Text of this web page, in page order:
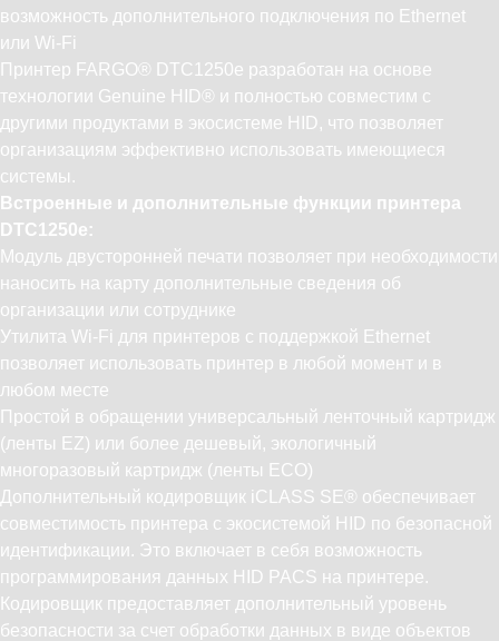
возможность дополнительного подключения по Ethernet
или Wi-Fi
Принтер FARGO® DTC1250e разработан на основе
технологии Genuine HID® и полностью совместим с
другими продуктами в экосистеме HID, что позволяет
организациям эффективно использовать имеющиеся
системы.
Встроенные и дополнительные функции принтера
DTC1250e:
Модуль двусторонней печати позволяет при необходимости
наносить на карту дополнительные сведения об
организации или сотруднике
Утилита Wi-Fi для принтеров с поддержкой Ethernet
позволяет использовать принтер в любой момент и в
любом месте
Простой в обращении универсальный ленточный картридж
(ленты EZ) или более дешевый, экологичный
многоразовый картридж (ленты ЕСО)
Дополнительный кодировщик iCLASS SE® обеспечивает
совместимость принтера с экосистемой HID по безопасной
идентификации. Это включает в себя возможность
программирования данных HID PACS на принтере.
Кодировщик предоставляет дополнительный уровень
безопасности за счет обработки данных в виде объектов